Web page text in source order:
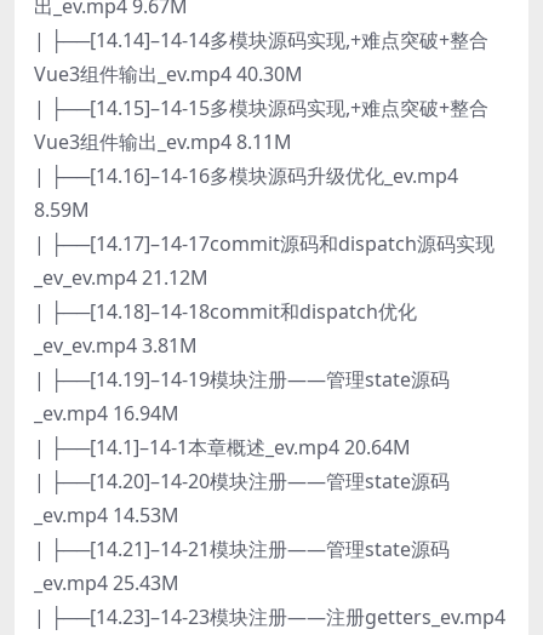
出_ev.mp4 9.67M
| ├──[14.14]–14-14多模块源码实现,+难点突破+整合
Vue3组件输出_ev.mp4 40.30M
| ├──[14.15]–14-15多模块源码实现,+难点突破+整合
Vue3组件输出_ev.mp4 8.11M
| ├──[14.16]–14-16多模块源码升级优化_ev.mp4
8.59M
| ├──[14.17]–14-17commit源码和dispatch源码实现
_ev_ev.mp4 21.12M
| ├──[14.18]–14-18commit和dispatch优化
_ev_ev.mp4 3.81M
| ├──[14.19]–14-19模块注册——管理state源码
_ev.mp4 16.94M
| ├──[14.1]–14-1本章概述_ev.mp4 20.64M
| ├──[14.20]–14-20模块注册——管理state源码
_ev.mp4 14.53M
| ├──[14.21]–14-21模块注册——管理state源码
_ev.mp4 25.43M
| ├──[14.23]–14-23模块注册——注册getters_ev.mp4